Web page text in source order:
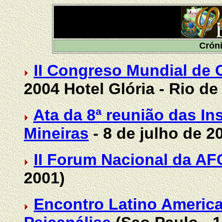
II Congreso Mundial de
2004 Hotel Glória - Rio
Ata da 8ª reunião das
Mineiras- 8 de julho de
II Forum Nacional da
2001)
Encontro Latino